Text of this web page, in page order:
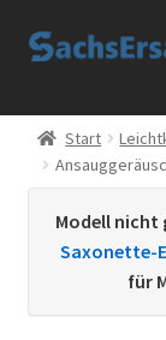
Zur
Zum
Start
AGB
Start
Modell nicht
Saxonette-
für